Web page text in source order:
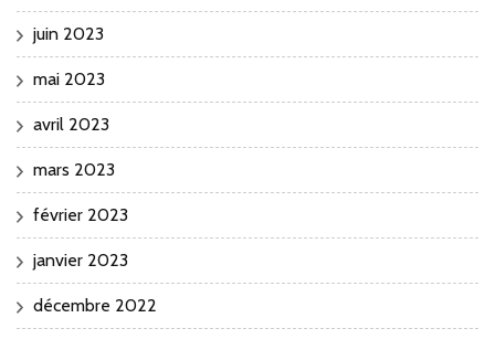
juin 2023
mai 2023
avril 2023
mars 2023
février 2023
janvier 2023
décembre 2022